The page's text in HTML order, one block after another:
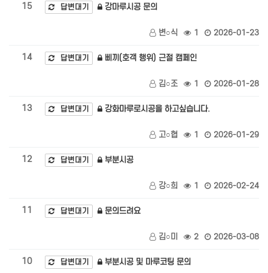
15 답변대기 강마루시공 문의
변○식 1 2026-01-23
14 답변대기 삐끼(호객 행위) 근절 캠페인
김○조 1 2026-01-28
13 답변대기 강화마루로시공을 하고싶습니다.
고○협 1 2026-01-29
12 답변대기 부분시공
강○희 1 2026-02-24
11 답변대기 문의드려요
김○미 2 2026-03-08
10 답변대기 부분시공 및 마루코팅 문의